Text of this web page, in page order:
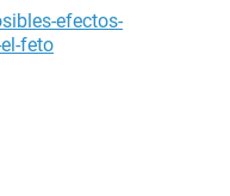
efectos-
feto